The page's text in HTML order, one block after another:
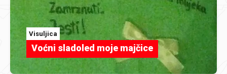
Visuljica
Voćni sladoled moje majčice